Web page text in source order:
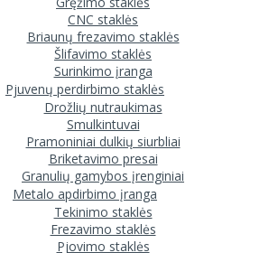
CNC staklės
Briaunų frezavimo staklės
Šlifavimo staklės
Surinkimo įranga
Pjuvenų perdirbimo staklės
Drožlių nutraukimas
Smulkintuvai
Pramoniniai dulkių siurbliai
Briketavimo presai
Granulių gamybos įrenginiai
Metalo apdirbimo įranga
Tekinimo staklės
Frezavimo staklės
Pjovimo staklės